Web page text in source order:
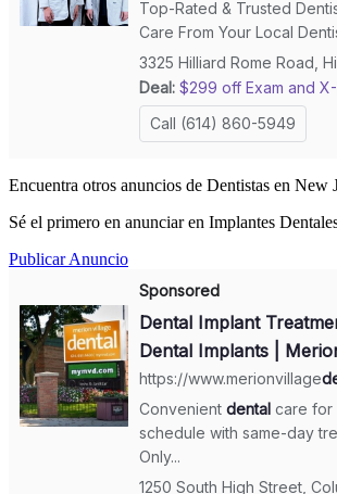
Encuentra otros anuncios de Dentistas en New
Sé el primero en anunciar en Implantes
Publicar Anuncio